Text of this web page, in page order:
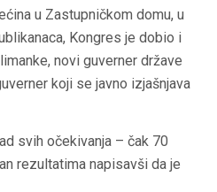
u Zastupničkom domu, u
Kongres je dobio i
novi guverner države
koji se javno izjašnjava
svih očekivanja – čak 70
rezultatima napisavši da je